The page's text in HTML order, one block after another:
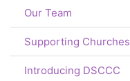
Our Team
Supporting Churches
Introducing DSCCC